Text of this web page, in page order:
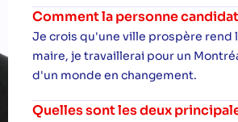
Comment la personne
Je crois qu'une ville prospère rend
maire, je travaillerai pour un
d'un monde en changement.
Quelles sont les deux